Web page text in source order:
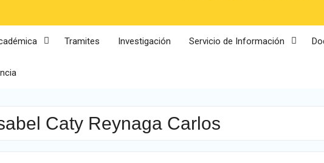
Tramites Investigación Servicio de Información
Caty Reynaga Carlos